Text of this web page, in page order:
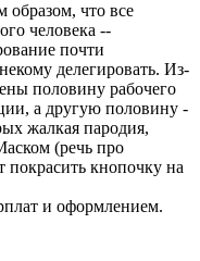
образом, что все
человека --
почти
делегировать. Из-
половину рабочего
а другую половину -
жалкая пародия,
(речь про
покрасить кнопочку на
и оформлением.